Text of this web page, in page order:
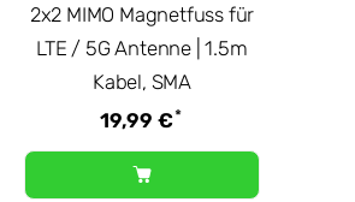
2x2 MIMO Magnetfuss für
LTE / 5G Antenne | 1.5m
Kabel, SMA
19,99 €*